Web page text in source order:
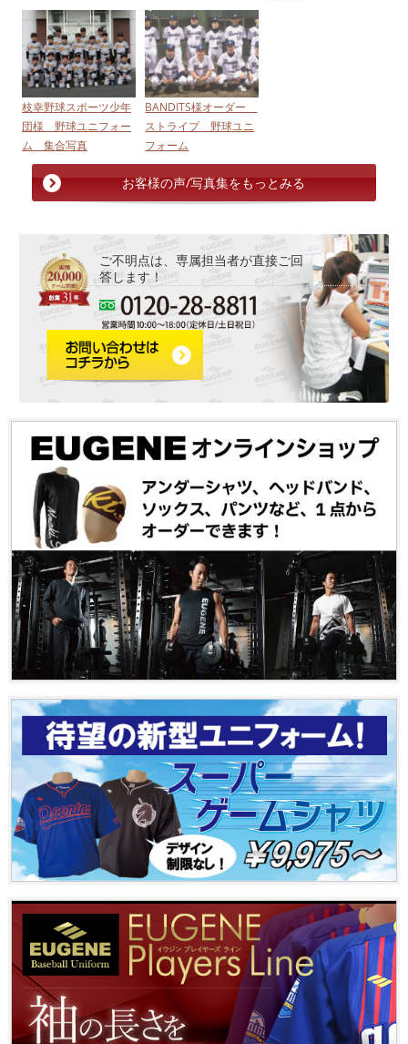
枝幸野球スポーツ少年
団様 野球ユニフォー
ム 集合写真
BANDITS様オーダー
ストライプ 野球ユニ
フォーム
お客様の声/写真集をもっとみる
ご不明点は、専属担当者が直接ご回
答します！